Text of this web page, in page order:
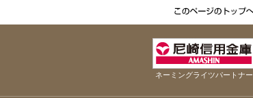
ネーミングライツパートナー